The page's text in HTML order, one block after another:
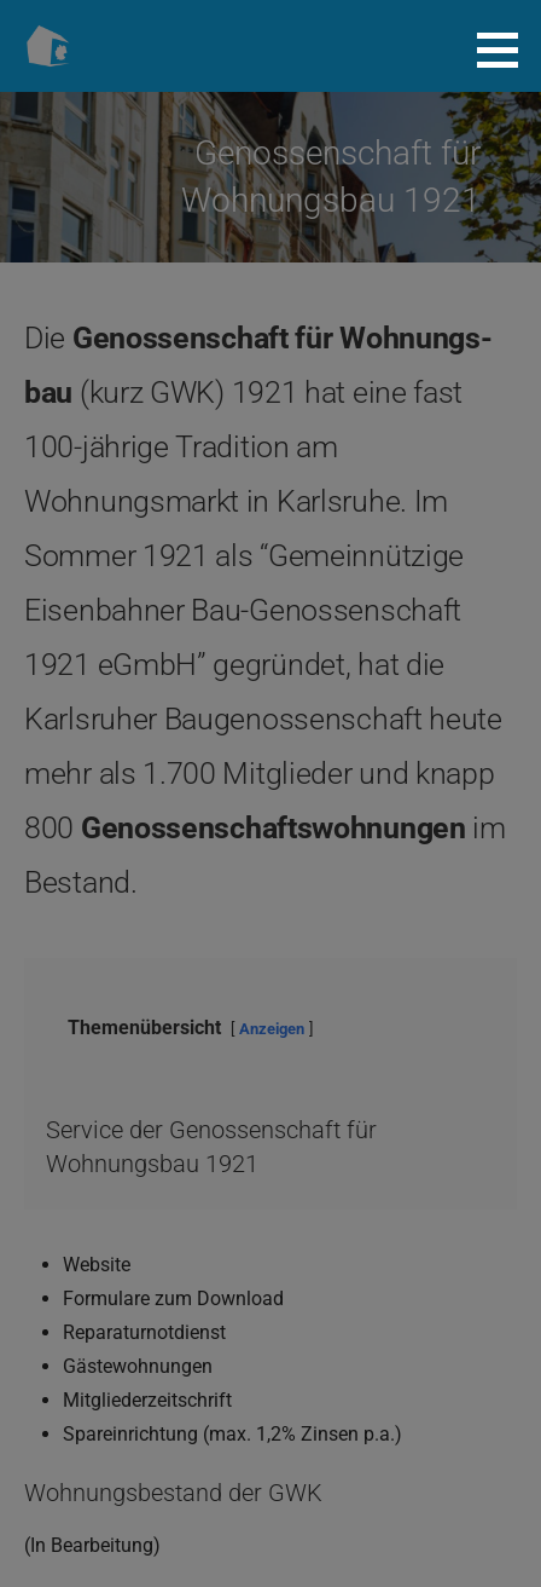
Inhalt
Baugenossenschaft.info
Genossenschaft für
Wohnungs­bau 1921
Die Genossenschaft für Wohnungs­
bau (kurz GWK) 1921 hat eine fast
100-jährige Tradition am
Wohnungsmarkt in Karlsruhe. Im
Sommer 1921 als “Gemeinnützige
Eisenbahner Bau-Genossen­schaft
1921 eGmbH” gegründet, hat die
Karlsruher Baugenossenschaft heute
mehr als 1.700 Mitglieder und knapp
800 Genossenschaftswohnungen im
Bestand.
Themenübersicht Anzeigen
Service der Genossenschaft für
Wohnungs­bau 1921
Website
Formulare zum Download
Reparaturnotdienst
Gästewohnungen
Mitgliederzeitschrift
Spareinrichtung (max. 1,2% Zinsen p.a.)
Wohnungsbestand der GWK
(In Bearbeitung)